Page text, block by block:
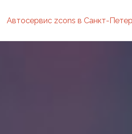
Автосервис zcons в Санкт-